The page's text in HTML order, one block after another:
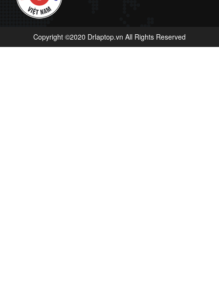
Copyright ©2020 Drlaptop.vn All Rights Reserved